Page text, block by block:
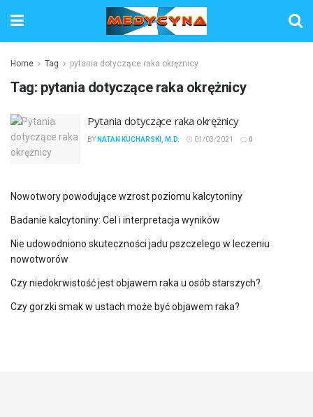
Home Tag pytania dotyczące raka okrężnicy
Tag: pytania dotyczące raka okrężnicy
Pytania dotyczące raka okrężnicy
BY NATAN KUCHARSKI, M.D. 01/03/2021 0
Nowotwory powodujące wzrost poziomu kalcytoniny
Badanie kalcytoniny: Cel i interpretacja wyników
Nie udowodniono skuteczności jadu pszczelego w leczeniu
nowotworów
Czy niedokrwistość jest objawem raka u osób starszych?
Czy gorzki smak w ustach może być objawem raka?